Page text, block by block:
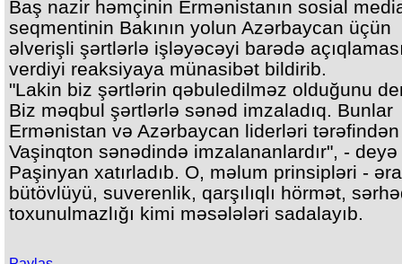
Baş nazir həmçinin Ermənistanın sosial
seqmentinin Bakının yolun Azərbaycan üçün
əlverişli şərtlərlə işləyəcəyi barədə
verdiyi reaksiyaya münasibət bildirib.
"Lakin biz şərtlərin qəbuledilməz olduğunu
Biz məqbul şərtlərlə sənəd imzaladıq. Bunlar
Ermənistan və Azərbaycan liderləri tərəfindən
Vaşinqton sənədində imzalananlardır", - deyə
Paşinyan xatırladıb. O, məlum prinsipləri -
bütövlüyü, suverenlik, qarşılıqlı hörmət,
toxunulmazlığı kimi məsələləri sadalayıb.